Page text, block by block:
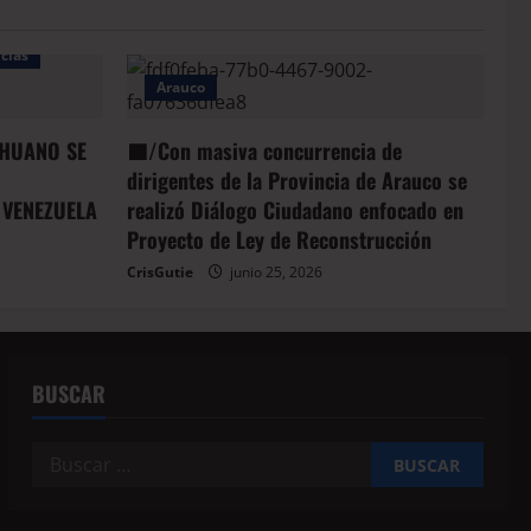
SE
Arauco
🟦/Con masiva concurrencia de
dirigentes de la Provincia de Arauco se
realizó Diálogo Ciudadano enfocado en
Proyecto de Ley de Reconstrucción
CrisGutie junio 25, 2026
BUSCAR